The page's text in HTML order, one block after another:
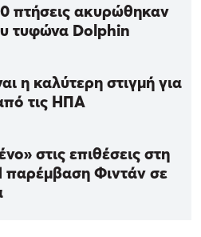
πτήσεις ακυρώθηκαν
τυφώνα Dolphin
η καλύτερη στιγμή για
τις ΗΠΑ
στις επιθέσεις στη
Φιντάν σε